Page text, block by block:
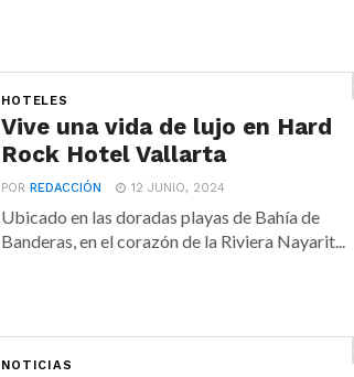
HOTELES
Vive una vida de lujo en Hard
Rock Hotel Vallarta
PORREDACCIÓN 12 JUNIO, 2024
Ubicado en las doradas playas de Bahía de
Banderas, en el corazón de la Riviera Nayarit...
NOTICIAS